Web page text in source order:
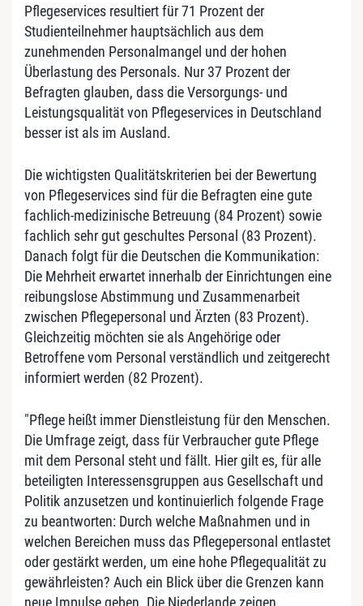
Pflegeservices resultiert für 71 Prozent der
Studienteilnehmer hauptsächlich aus dem
zunehmenden Personalmangel und der hohen
Überlastung des Personals. Nur 37 Prozent der
Befragten glauben, dass die Versorgungs- und
Leistungsqualität von Pflegeservices in Deutschland
besser ist als im Ausland.
Die wichtigsten Qualitätskriterien bei der Bewertung
von Pflegeservices sind für die Befragten eine gute
fachlich-medizinische Betreuung (84 Prozent) sowie
fachlich sehr gut geschultes Personal (83 Prozent).
Danach folgt für die Deutschen die Kommunikation:
Die Mehrheit erwartet innerhalb der Einrichtungen eine
reibungslose Abstimmung und Zusammenarbeit
zwischen Pflegepersonal und Ärzten (83 Prozent).
Gleichzeitig möchten sie als Angehörige oder
Betroffene vom Personal verständlich und zeitgerecht
informiert werden (82 Prozent).
"Pflege heißt immer Dienstleistung für den Menschen.
Die Umfrage zeigt, dass für Verbraucher gute Pflege
mit dem Personal steht und fällt. Hier gilt es, für alle
beteiligten Interessensgruppen aus Gesellschaft und
Politik anzusetzen und kontinuierlich folgende Frage
zu beantworten: Durch welche Maßnahmen und in
welchen Bereichen muss das Pflegepersonal entlastet
oder gestärkt werden, um eine hohe Pflegequalität zu
gewährleisten? Auch ein Blick über die Grenzen kann
neue Impulse geben. Die Niederlande zeigen